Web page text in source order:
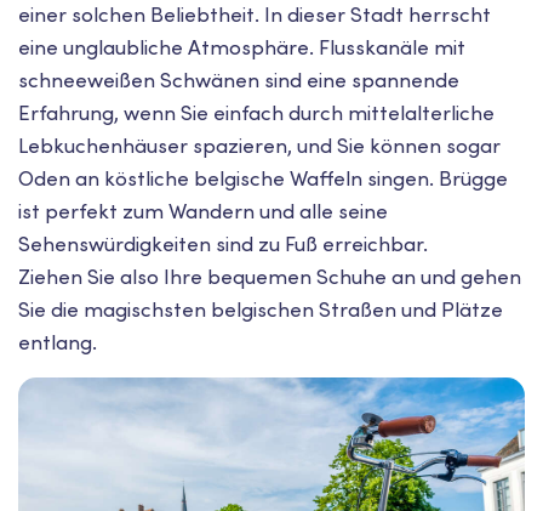
einer solchen Beliebtheit. In dieser Stadt herrscht
eine unglaubliche Atmosphäre. Flusskanäle mit
schneeweißen Schwänen sind eine spannende
Erfahrung, wenn Sie einfach durch mittelalterliche
Lebkuchenhäuser spazieren, und Sie können sogar
Oden an köstliche belgische Waffeln singen. Brügge
ist perfekt zum Wandern und alle seine
Sehenswürdigkeiten sind zu Fuß erreichbar.
Ziehen Sie also Ihre bequemen Schuhe an und gehen
Sie die magischsten belgischen Straßen und Plätze
entlang.